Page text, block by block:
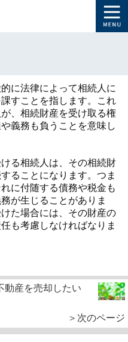
に法律によって相続人に
すことを指します。これ
、相続財産を受け取る権
義務も負うことを意味し
る相続人は、その相続財
ることになります。つま
に付随する債務や税金も
が生じることがありま
た場合には、その財産の
も考慮しなければなりま
動産を売却したい
＞次のページ